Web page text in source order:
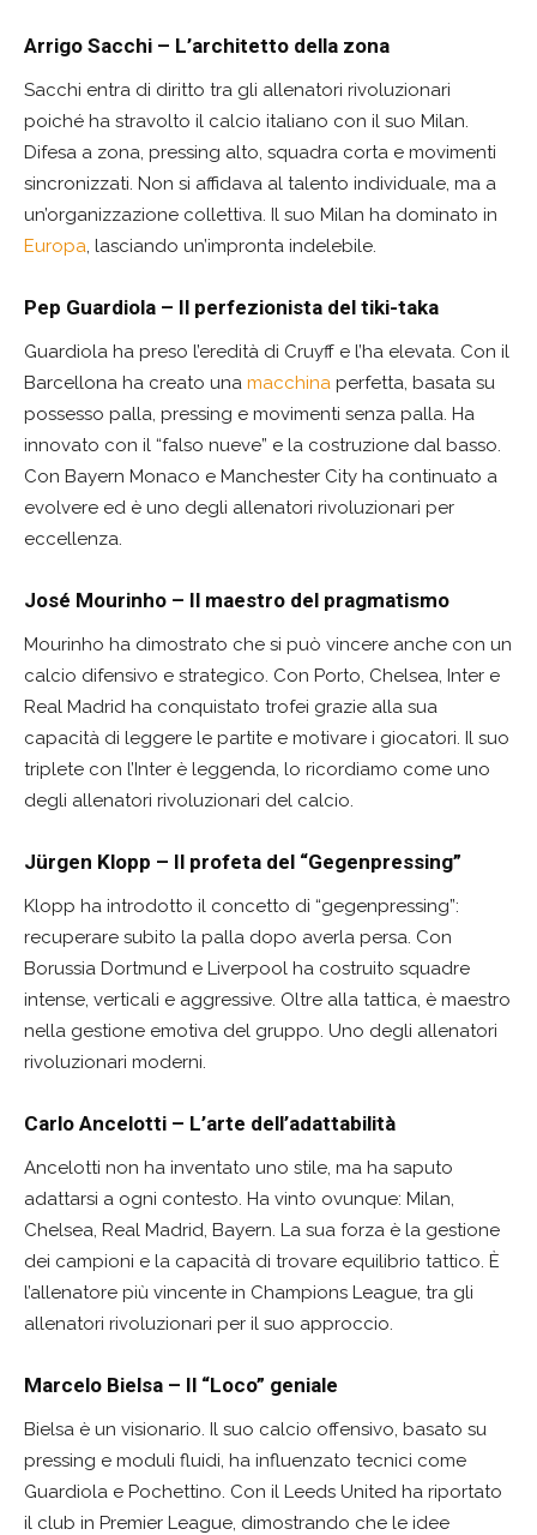
Arrigo Sacchi – L’architetto della zona
Sacchi entra di diritto tra gli allenatori rivoluzionari
poiché ha stravolto il calcio italiano con il suo Milan.
Difesa a zona, pressing alto, squadra corta e movimenti
sincronizzati. Non si affidava al talento individuale, ma a
un’organizzazione collettiva. Il suo Milan ha dominato in
Europa, lasciando un’impronta indelebile.
Pep Guardiola – Il perfezionista del tiki-taka
Guardiola ha preso l’eredità di Cruyff e l’ha elevata. Con il
Barcellona ha creato una macchina perfetta, basata su
possesso palla, pressing e movimenti senza palla. Ha
innovato con il “falso nueve” e la costruzione dal basso.
Con Bayern Monaco e Manchester City ha continuato a
evolvere ed è uno degli allenatori rivoluzionari per
eccellenza.
José Mourinho – Il maestro del pragmatismo
Mourinho ha dimostrato che si può vincere anche con un
calcio difensivo e strategico. Con Porto, Chelsea, Inter e
Real Madrid ha conquistato trofei grazie alla sua
capacità di leggere le partite e motivare i giocatori. Il suo
triplete con l’Inter è leggenda, lo ricordiamo come uno
degli allenatori rivoluzionari del calcio.
Jürgen Klopp – Il profeta del “Gegenpressing”
Klopp ha introdotto il concetto di “gegenpressing”:
recuperare subito la palla dopo averla persa. Con
Borussia Dortmund e Liverpool ha costruito squadre
intense, verticali e aggressive. Oltre alla tattica, è maestro
nella gestione emotiva del gruppo. Uno degli allenatori
rivoluzionari moderni.
Carlo Ancelotti – L’arte dell’adattabilità
Ancelotti non ha inventato uno stile, ma ha saputo
adattarsi a ogni contesto. Ha vinto ovunque: Milan,
Chelsea, Real Madrid, Bayern. La sua forza è la gestione
dei campioni e la capacità di trovare equilibrio tattico. È
l’allenatore più vincente in Champions League, tra gli
allenatori rivoluzionari per il suo approccio.
Marcelo Bielsa – Il “Loco” geniale
Bielsa è un visionario. Il suo calcio offensivo, basato su
pressing e moduli fluidi, ha influenzato tecnici come
Guardiola e Pochettino. Con il Leeds United ha riportato
il club in Premier League, dimostrando che le idee